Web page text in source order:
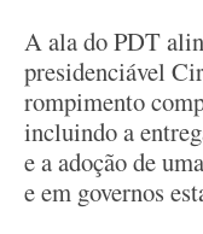
A ala do PDT
presidenciável
rompimento
incluindo a
e a adoção de
e em governos